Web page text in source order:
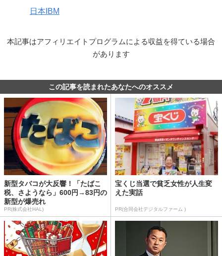
日本IBM
本記事はアフィリエイトプログラムによる収益を得ている場合
があります
この記事を読まれたあなたへのオススメ
新型タバコが大反響！「たばこ
税、さようなら」600円→83円の
新型が爆売れ
PR(株式会社HAL)
宝くじ当選で貧乏女性が人生変
えた実話
PR(合同会社デジタルファーム )